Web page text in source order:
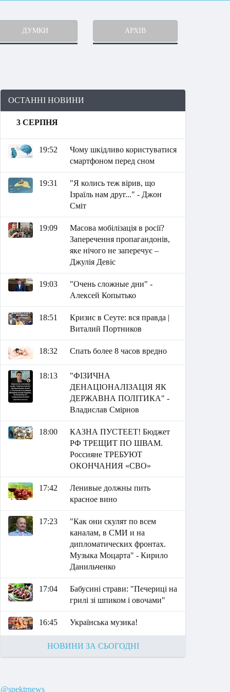
ДУМКИ АРХІВ
ОСТАННІ НОВИНИ
3 СЕРПНЯ
19:52
Чому шкідливо користуватися
смартфоном перед сном
19:31
"Я колись теж вірив, що
Ізраїль нам друг..." - Джон
Сміт
19:09
Масова мобілізація в росії?
Заперечення пропагандонів,
яке нічого не заперечує –
Джулія Девіс
19:03
"Очень сложные дни" -
Алексей Копытько
18:51
Кризис в Сеуте: вся правда |
Виталий Портников
18:32 Спать более 8 часов вредно
18:13
"ФІЗИЧНА
ДЕНАЦІОНАЛІЗАЦІЯ ЯК
ДЕРЖАВНА ПОЛІТИКА" -
Владислав Смірнов
18:00
КАЗНА ПУСТЕЕТ! Бюджет
РФ ТРЕЩИТ ПО ШВАМ.
Россияне ТРЕБУЮТ
ОКОНЧАНИЯ «СВО»
17:42
Ленивые должны пить
красное вино
17:23
"Как они скулят по всем
каналам, в СМИ и на
дипломатических фронтах.
Музыка Моцарта" - Кирило
Данильченко
17:04
Бабусині страви: "Печериці на
грилі зі шпиком і овочами"
16:45 Українська музика!
НОВИНИ ЗА СЬОГОДНІ
@spektrnews